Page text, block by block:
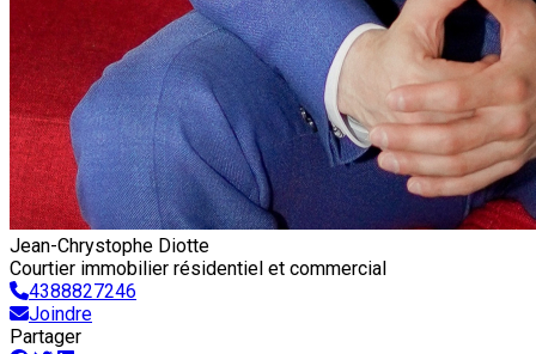
Jean-Chrystophe Diotte
Courtier immobilier résidentiel et commercial
4388827246
Joindre
Partager